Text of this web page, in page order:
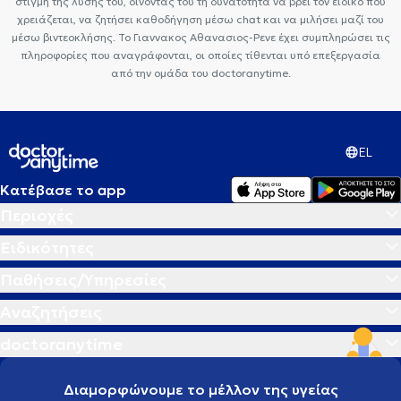
χρειάζεται, να ζητήσει καθοδήγηση μέσω chat και να μιλήσει μαζί του
μέσω βιντεοκλήσης. Το Γιαννακος Αθανασιος-Ρενε έχει συμπληρώσει τις
πληροφορίες που αναγράφονται, οι οποίες τίθενται υπό επεξεργασία
από την ομάδα του doctoranytime.
EL
Κατέβασε το app
Διαμορφώνουμε το μέλλον της υγείας